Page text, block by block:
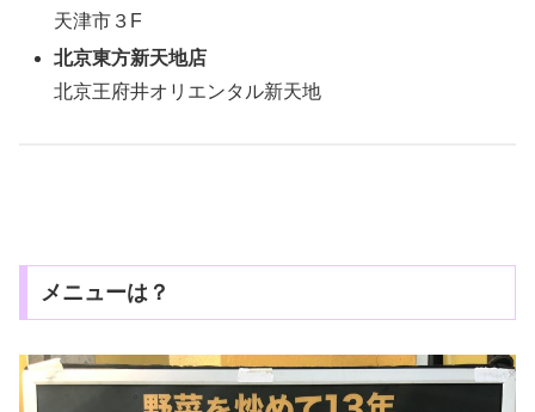
天津市３F
北京東方新天地店
北京王府井オリエンタル新天地
メニューは？